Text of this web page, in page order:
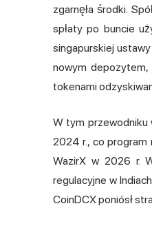
zgarnęła środki.
spłaty po buncie
singapurskiej
nowym depozytem,
tokenami
W tym przewodniku
2024 r., co program
WazirX w 2026 r.
regulacyjne w
CoinDCX poniósł